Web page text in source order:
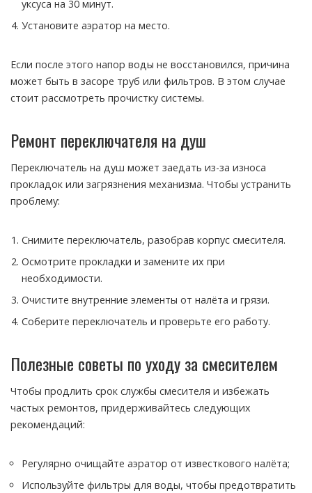
уксуса на 30 минут.
Установите аэратор на место.
Если после этого напор воды не восстановился, причина
может быть в засоре труб или фильтров. В этом случае
стоит рассмотреть прочистку системы.
Ремонт переключателя на душ
Переключатель на душ может заедать из-за износа
прокладок или загрязнения механизма. Чтобы устранить
проблему:
Снимите переключатель, разобрав корпус смесителя.
Осмотрите прокладки и замените их при
необходимости.
Очистите внутренние элементы от налёта и грязи.
Соберите переключатель и проверьте его работу.
Полезные советы по уходу за смесителем
Чтобы продлить срок службы смесителя и избежать
частых ремонтов, придерживайтесь следующих
рекомендаций:
Регулярно очищайте аэратор от известкового налёта;
Используйте фильтры для воды, чтобы предотвратить